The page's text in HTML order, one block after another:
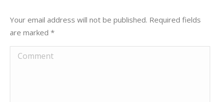
Your email address will not be published. Required fields
are marked *
Comment